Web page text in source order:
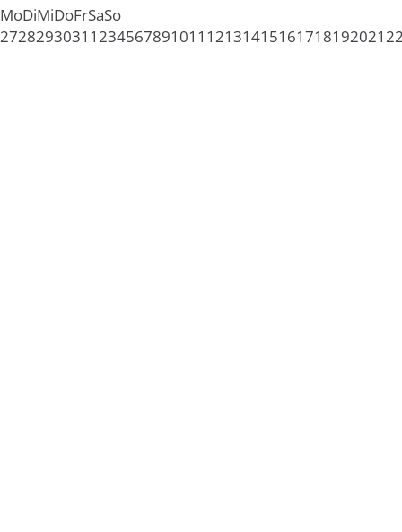
MoDiMiDoFrSaSo
2728293031 1234567891011 12131415161718192021